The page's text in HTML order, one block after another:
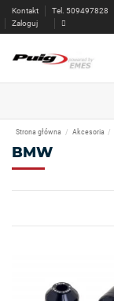
Kontakt Tel. 509497828
Zaloguj
Strona główna Akcesoria
BMW